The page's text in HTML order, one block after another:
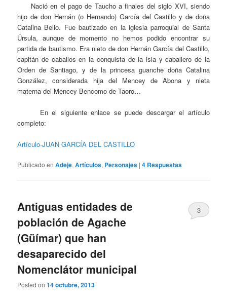
Nació en el pago de Taucho a finales del siglo XVI, siendo
hijo de don Hernán (o Hernando) García del Castillo y de doña
Catalina Bello. Fue bautizado en la iglesia parroquial de Santa
Úrsula, aunque de momento no hemos podido encontrar su
partida de bautismo. Era nieto de don Hernán García del Castillo,
capitán de caballos en la conquista de la isla y caballero de la
Orden de Santiago, y de la princesa guanche doña Catalina
González, considerada hija del Mencey de Abona y nieta
materna del Mencey Bencomo de Taoro…
En el siguiente enlace se puede descargar el artículo
completo:
Artículo-JUAN GARCÍA DEL CASTILLO
Publicado en Adeje,Artículos, Personajes |4 Respuestas
Antiguas entidades de
población de Agache
(Güímar) que han
desaparecido del
Nomenclátor municipal
Posted on14 octubre, 2013
3